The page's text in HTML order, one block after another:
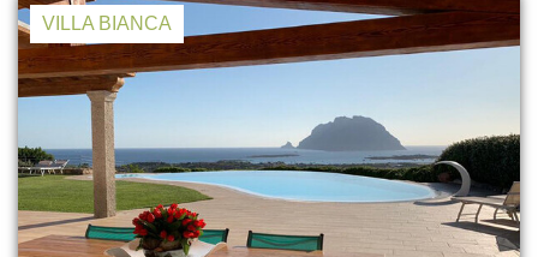
VILLA BIANCA